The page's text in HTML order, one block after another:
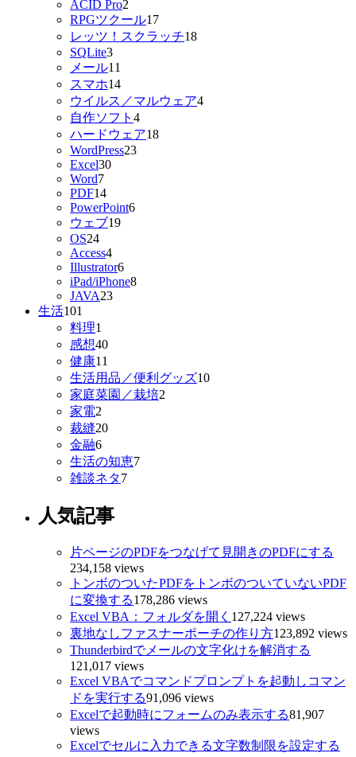
ACID Pro2
RPGツクール17
レッツ！スクラッチ18
SQLite3
メール11
スマホ14
ウイルス／マルウェア4
自作ソフト 4
ハードウェア18
WordPress23
Excel30
Word7
PDF14
PowerPoint6
ウェブ19
OS24
Access4
Illustrator6
iPad/iPhone8
JAVA23
生活101
料理1
感想40
健康11
生活用品／便利グッズ10
家庭菜園／栽培2
家電2
裁縫20
金融6
生活の知恵7
雑談ネタ7
人気記事
片ページのPDFをつなげて見開きのPDFにする
234,158 views
トンボのついたPDFをトンボのついていないPDF
に変換する178,286 views
Excel VBA：フォルダを開く 127,224 views
裏地なしファスナーポーチの作り方123,892 views
Thunderbirdでメールの文字化けを解消する
121,017 views
Excel VBAでコマンドプロンプトを起動しコマン
ドを実行する91,096 views
Excelで起動時にフォームのみ表示する81,907
views
Excelでセルに入力できる文字数制限を設定する